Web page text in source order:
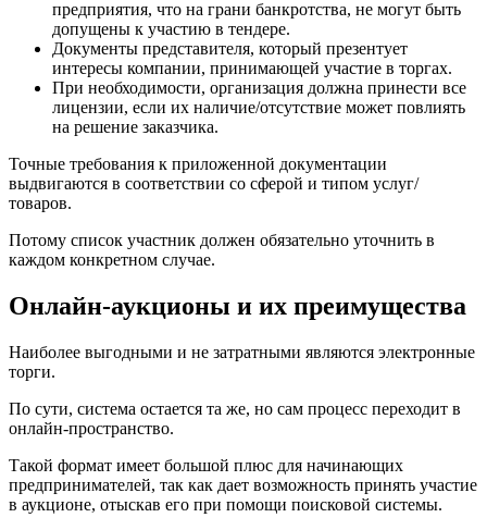
предприятия, что на грани банкротства, не могут быть
допущены к участию в тендере.
Документы представителя, который презентует
интересы компании, принимающей участие в торгах.
При необходимости, организация должна принести все
лицензии, если их наличие/отсутствие может повлиять
на решение заказчика.
Точные требования к приложенной документации
выдвигаются в соответствии со сферой и типом услуг/
товаров.
Потому список участник должен обязательно уточнить в
каждом конкретном случае.
Онлайн-аукционы и их преимущества
Наиболее выгодными и не затратными являются электронные
торги.
По сути, система остается та же, но сам процесс переходит в
онлайн-пространство.
Такой формат имеет большой плюс для начинающих
предпринимателей, так как дает возможность принять участие
в аукционе, отыскав его при помощи поисковой системы.